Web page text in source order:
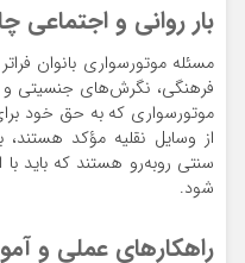
بار روانی و اجتماعی
مسئله موتورسواری بانوان
فرهنگی، نگرش‌های جنسیتی و
موتورسواری که به حق خود
از وسایل نقلیه مؤکد
سنتی روبه‌رو هستند که باید
شود.
راهکارهای عملی و